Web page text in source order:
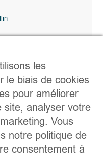
louer
les
le biais de cookies
pour améliorer
site, analyser votre
Vous
notre politique de
consentement à